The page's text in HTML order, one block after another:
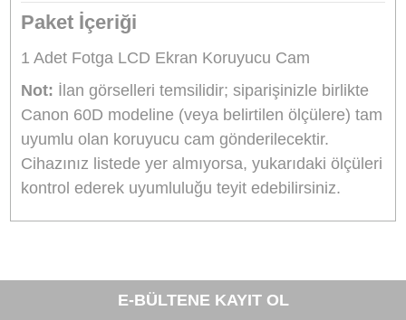
sahip diğer tüm dijital ekranlı cihazlarda da
(monitör, kamera vb.) güvenle kullanılabilir.
Teknik Ölçüler
Dış Ölçüler:69 x 48 mm (Dıştan dışa)
İç Görüş Alanı:64 x 43 mm (Siyah kenar
kısımları hariç)
Kalınlık:0.5 mm
Paket İçeriği